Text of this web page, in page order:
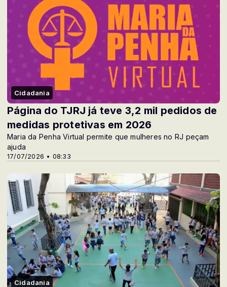
Cidadania
17/07/2026 • 08:33
Página do TJRJ já teve 3,2 mil pedidos de
medidas protetivas em 2026
Maria da Penha Virtual permite que mulheres no RJ peçam
ajuda
Cidadania